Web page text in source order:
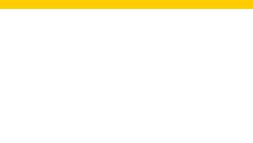
rien à faire de votre côté. Votre